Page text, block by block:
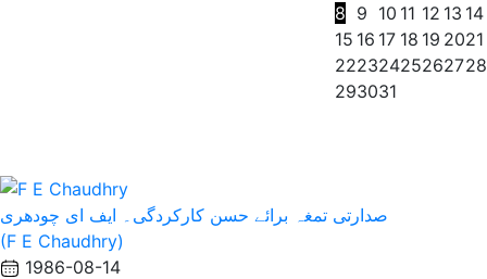
8 9 10 11 12 13 14
15 16 17 18 19 2021
22232425262728
293031
صدارتی تمغہ برائے حسن کارکردگی۔ ایف ای چودھری
(F E Chaudhry)
1986-08-14